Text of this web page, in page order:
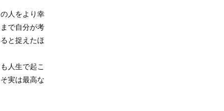
人をより幸
で自分が考
と捉えたほ
人生で起こ
実は最高な